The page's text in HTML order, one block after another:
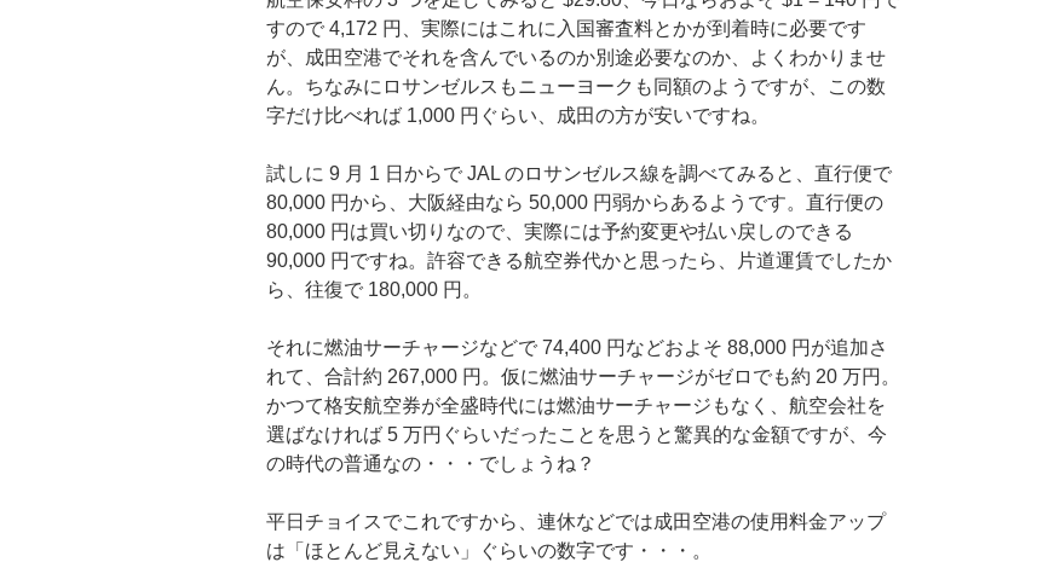
すので 4,172 円、実際にはこれに入国審査料とかが到着時に必要です
が、成田空港でそれを含んでいるのか別途必要なのか、よくわかりませ
ん。ちなみにロサンゼルスもニューヨークも同額のようですが、この数
字だけ比べれば 1,000 円ぐらい、成田の方が安いですね。
試しに 9 月 1 日からで JAL のロサンゼルス線を調べてみると、直行便で
80,000 円から、大阪経由なら 50,000 円弱からあるようです。直行便の
80,000 円は買い切りなので、実際には予約変更や払い戻しのできる
90,000 円ですね。許容できる航空券代かと思ったら、片道運賃でしたか
ら、往復で 180,000 円。
それに燃油サーチャージなどで 74,400 円などおよそ 88,000 円が追加さ
れて、合計約 267,000 円。仮に燃油サーチャージがゼロでも約 20 万円。
かつて格安航空券が全盛時代には燃油サーチャージもなく、航空会社を
選ばなければ 5 万円ぐらいだったことを思うと驚異的な金額ですが、今
の時代の普通なの・・・でしょうね？
平日チョイスでこれですから、連休などでは成田空港の使用料金アップ
は「ほとんど見えない」ぐらいの数字です・・・。